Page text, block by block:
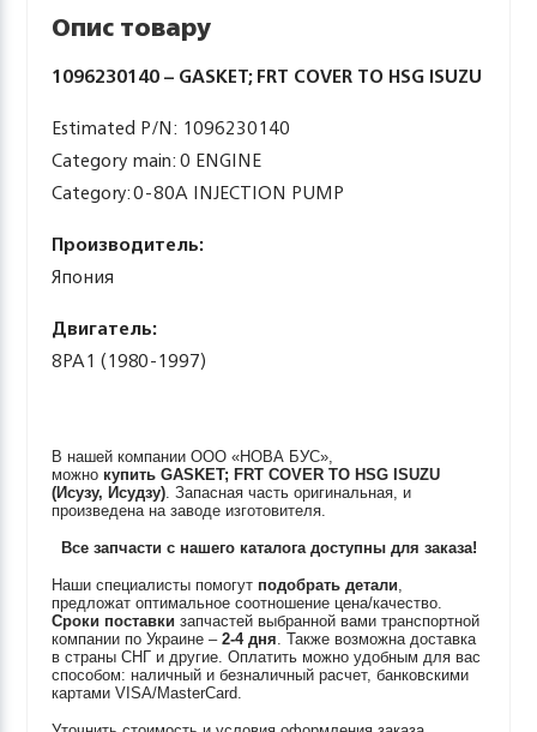
Опис товару
1096230140 – GASKET; FRT COVER TO HSG ISUZU
Estimated P/N: 1096230140
Category main: 0 ENGINE
Category: 0-80A INJECTION PUMP
Производитель:
Япония
Двигатель:
8PA1 (1980-1997)
В нашей компании ООО «НОВА БУС»,
можно купитьGASKET; FRT COVER TO HSG ISUZU
(Исузу, Исудзу). Запасная часть оригинальная, и
произведена на заводе изготовителя.
Все запчасти с нашего каталога доступны для заказа!
Наши специалисты помогут подобрать детали,
предложат оптимальное соотношение цена/качество.
Сроки поставки запчастей выбранной вами транспортной
компании по Украине –2-4 дня. Также возможна доставка
в страны СНГ и другие. Оплатить можно удобным для вас
способом: наличный и безналичный расчет, банковскими
картами VISA/MasterCard.